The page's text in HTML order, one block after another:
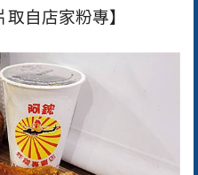
自店家粉專】